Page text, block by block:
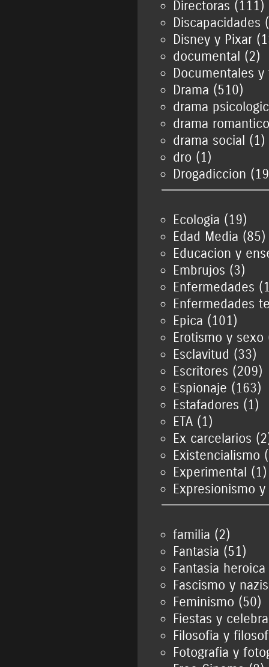
Directoras (111)
Discapacidades
Disney y Pixar
documental (2)
Documentales
Drama (510)
drama
drama
drama social (1)
dro (1)
Drogadiccion
Ecologia (19)
Edad Media (85)
Educacion y
Embrujos (3)
Enfermedades
Enfermedades
Epica (101)
Erotismo y sexo
Esclavitud (33)
Escritores (209)
Espionaje (163)
Estafadores (1)
ETA (1)
Ex carcelarios
Existencialismo
Experimental (1)
Expresionismo
familia (2)
Fantasia (51)
Fantasia
Fascismo y
Feminismo (50)
Fiestas y
Filosofia y
Fotografia y